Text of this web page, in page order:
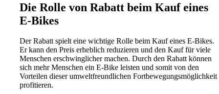
Die Rolle von Rabatt beim Kauf eines
E-Bikes
Der Rabatt spielt eine wichtige Rolle beim Kauf eines E-Bikes.
Er kann den Preis erheblich reduzieren und den Kauf für viele
Menschen erschwinglicher machen. Durch den Rabatt können
sich mehr Menschen ein E-Bike leisten und somit von den
Vorteilen dieser umweltfreundlichen Fortbewegungsmöglichkeit
profitieren.